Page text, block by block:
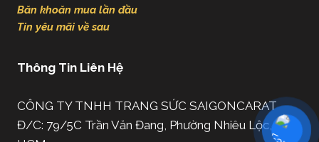
Băn khoăn mua lần đầu
Tin yêu mãi về sau
Thông Tin Liên Hệ
CÔNG TY TNHH TRANG SỨC SAIGONCARAT
Đ/C: 79/5C Trần Văn Đang, Phường Nhiêu Lộc, TP.